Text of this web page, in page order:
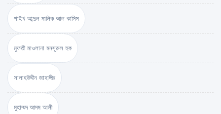
শাইখ আব্দুল মালিক আল কাসিম
মুফতী মাওলানা মনসূরুল হক
সালাহউদ্দীন জাহাঙ্গীর
মুহাম্মদ আদম আলী